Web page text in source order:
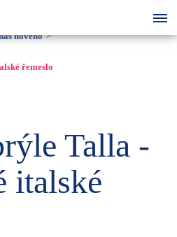
nového
řemeslo
Talla -
italské